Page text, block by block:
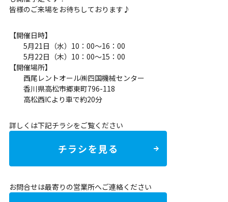
皆様のご来場をお待ちしております♪
【開催日時】
5月21日（水）10：00～16：00
5月22日（木）10：00～15：00
【開催場所】
西尾レントオール㈱四国機械センター
香川県高松市郷東町796-118
高松西ICより車で約20分
詳しくは下記チラシをご覧ください
チラシを見る
お問合せは最寄りの営業所へご連絡ください